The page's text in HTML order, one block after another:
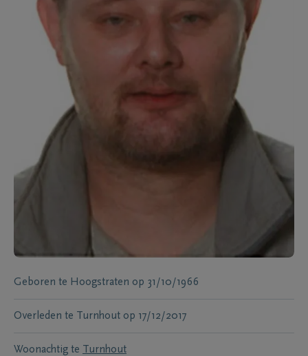
Geboren te Hoogstraten op 31/10/1966
Overleden te Turnhout op 17/12/2017
Woonachtig te Turnhout